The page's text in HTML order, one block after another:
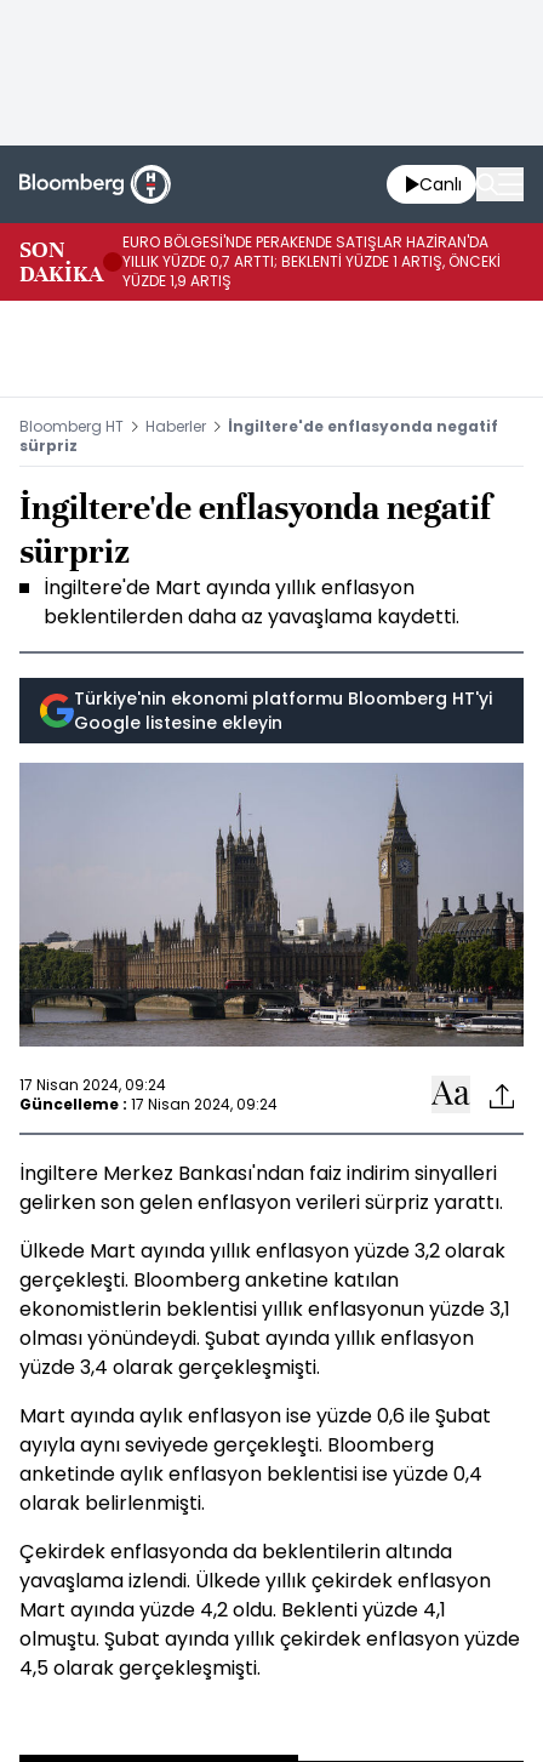
Canlı
SON
DAKİKA
EURO BÖLGESİ'NDE PERAKENDE SATIŞLAR HAZİRAN'DA
YILLIK YÜZDE 0,7 ARTTI; BEKLENTİ YÜZDE 1 ARTIŞ, ÖNCEKİ
YÜZDE 1,9 ARTIŞ
Bloomberg HT Haberler
İngiltere'de enflasyonda negatif
sürpriz
İngiltere'de enflasyonda negatif
sürpriz
İngiltere'de Mart ayında yıllık enflasyon
beklentilerden daha az yavaşlama kaydetti.
Türkiye'nin ekonomi platformu Bloomberg HT'yi
Google listesine ekleyin
17 Nisan 2024, 09:24
Güncelleme : 17 Nisan 2024, 09:24
İngiltere Merkez Bankası'ndan faiz indirim sinyalleri
gelirken son gelen enflasyon verileri sürpriz yarattı.
Ülkede Mart ayında yıllık enflasyon yüzde 3,2 olarak
gerçekleşti. Bloomberg anketine katılan
ekonomistlerin beklentisi yıllık enflasyonun yüzde 3,1
olması yönündeydi. Şubat ayında yıllık enflasyon
yüzde 3,4 olarak gerçekleşmişti.
Mart ayında aylık enflasyon ise yüzde 0,6 ile Şubat
ayıyla aynı seviyede gerçekleşti. Bloomberg
anketinde aylık enflasyon beklentisi ise yüzde 0,4
olarak belirlenmişti.
Çekirdek enflasyonda da beklentilerin altında
yavaşlama izlendi. Ülkede yıllık çekirdek enflasyon
Mart ayında yüzde 4,2 oldu. Beklenti yüzde 4,1
olmuştu. Şubat ayında yıllık çekirdek enflasyon yüzde
4,5 olarak gerçekleşmişti.